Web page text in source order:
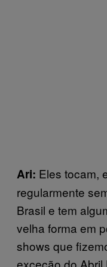
Ari: Eles tocam,
regularmente
Brasil e tem
velha forma em
shows que
exceção do Abril